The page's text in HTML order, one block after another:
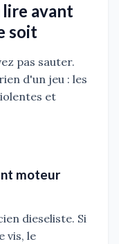
lire avant
soit
pas sauter.
d'un jeu : les
et
moteur
dieseliste. Si
vis, le